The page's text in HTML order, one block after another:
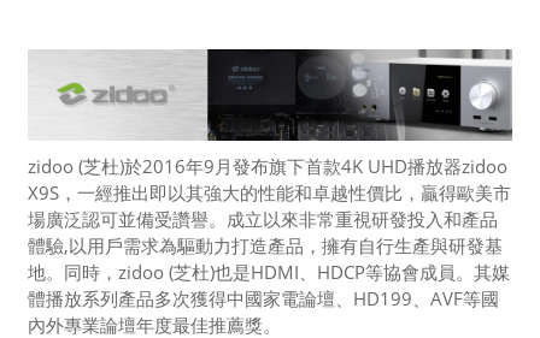
zidoo (芝杜)於2016年9月發布旗下首款4K UHD播放器zidoo
X9S，一經推出即以其強大的性能和卓越性價比，贏得歐美市
場廣泛認可並備受讚譽。成立以來非常重視研發投入和產品
體驗,以用戶需求為驅動力打造產品，擁有自行生產與研發基
地。同時，zidoo (芝杜)也是HDMI、HDCP等協會成員。其媒
體播放系列產品多次獲得中國家電論壇、HD199、AVF等國
內外專業論壇年度最佳推薦獎。